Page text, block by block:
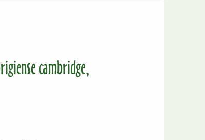
cambridge,